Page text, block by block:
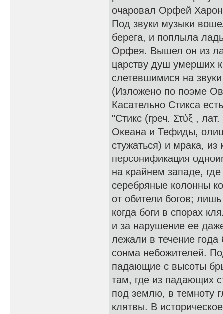
очаровал Орфей
Под звуки музыки
берега, и поплыла
Орфея. Вышел он из
царству душ умерших
слетевшимися на
(Изложено по поэме
Касательно Стикса
"Стикс (греч. Στύξ ,
Океана и Тефиды,
стужаться) и мрака, из
персонификация
на крайнем западе,
серебряные колонны
от обители богов;
когда боги в спорах
и за нарушение ее
лежали в течение года
сонма небожителей.
падающие с высоты
там, где из падающих
под землю, в темноту
клятвы. В